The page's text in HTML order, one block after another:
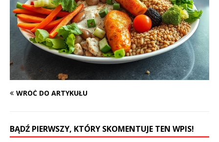
WRÓĆ DO ARTYKUŁU
BĄDŹ PIERWSZY, KTÓRY SKOMENTUJE TEN WPIS!